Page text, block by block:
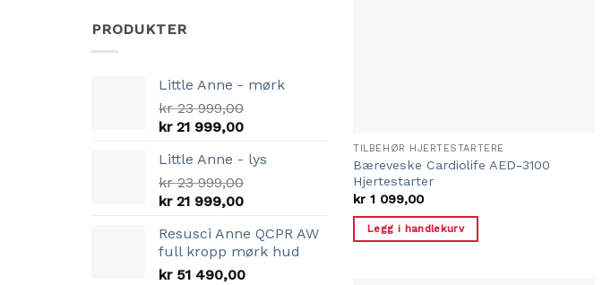
PRODUKTER
Little Anne - mørk
kr23 999,00
Opprinnelig
var:
kr 23
999,00.
kr21 999,00Nåværende
er:
kr 21
999,00.
Little Anne - lys
kr23 999,00
Opprinnelig
var:
kr 23
999,00.
kr21 999,00Nåværende
er:
kr 21
999,00.
Resusci Anne QCPR AW
full kropp mørk hud
kr51 490,00
TILBEHØR HJERTESTARTERE
Bæreveske Cardiolife AED-3100
Hjertestarter
kr 1 099,00
Legg i handlekurv